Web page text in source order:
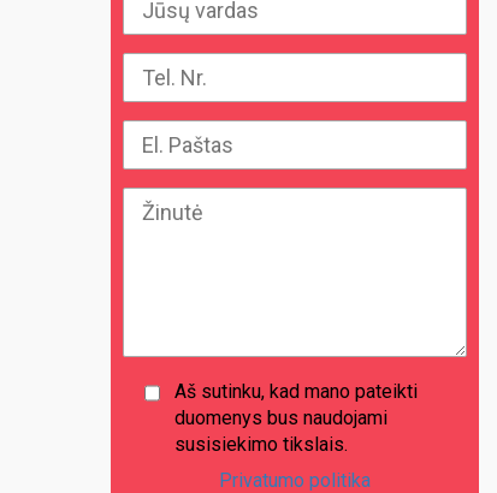
Aš sutinku, kad mano pateikti
duomenys bus naudojami
susisiekimo tikslais.
Privatumo politika